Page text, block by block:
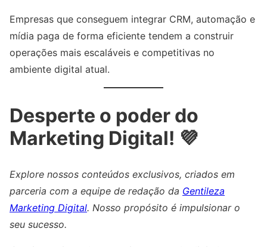
Empresas que conseguem integrar CRM, automação e
mídia paga de forma eficiente tendem a construir
operações mais escaláveis e competitivas no
ambiente digital atual.
Desperte o poder do
Marketing Digital! 💜
Explore nossos conteúdos exclusivos, criados em
parceria com a equipe de redação da Gentileza
Marketing Digital. Nosso propósito é impulsionar o
seu sucesso.